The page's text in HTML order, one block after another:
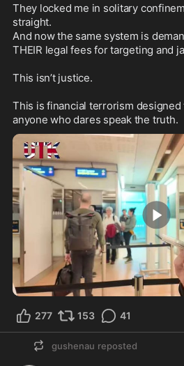
They locked me in solitary
straight.
And now the same system is
THEIR legal fees for targeting and
This isn’t justice.
This is financial terrorism
anyone who dares speak the truth.
277 153 41
gushenau reposted